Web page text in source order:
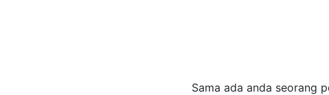
Sama ada anda seorang